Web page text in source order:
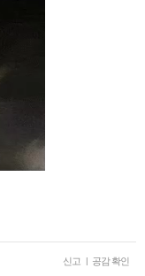
신고 | 공감 확인